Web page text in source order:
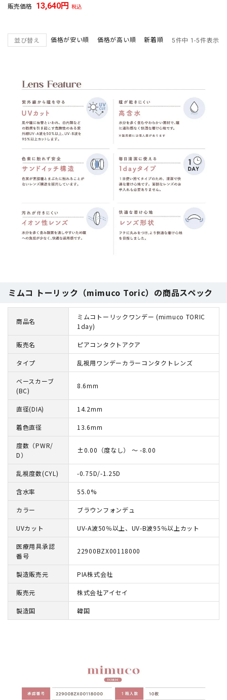
販売価格 13,640 税込
並び替え 価格が安い順 価格が高い順 新着順 5件中 1-5件表示
ミムコ トーリック（mimuco Toric）の商品スペック
商品名
ミムコトーリックワンデー (mimuco TORIC
1day)
販売名 ピアコンタクトアクア
タイプ 乱視用ワンデーカラーコンタクトレンズ
ベースカーブ
(BC)
8.6mm
直径(DIA) 14.2mm
着色直径 13.6mm
度数（PWR/
D）
±0.00（度なし） ～ -8.00
乱視度数(CYL) -0.75D/-1.25D
含水率 55.0%
カラー ブラウンフォンデュ
UVカット UV-A波50％以上、UV-B波95％以上カット
医療用具承認
番号
22900BZX00118000
製造販売元 PIA株式会社
販売元 株式会社アイセイ
製造国 韓国